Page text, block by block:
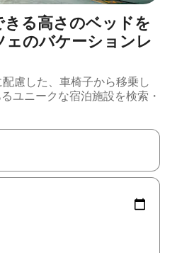
る高さのベッドを
のバケーションレ
慮した、車椅子から移乗し
ユニークな宿泊施設を検索・
上下の矢印キーを使って移動するか